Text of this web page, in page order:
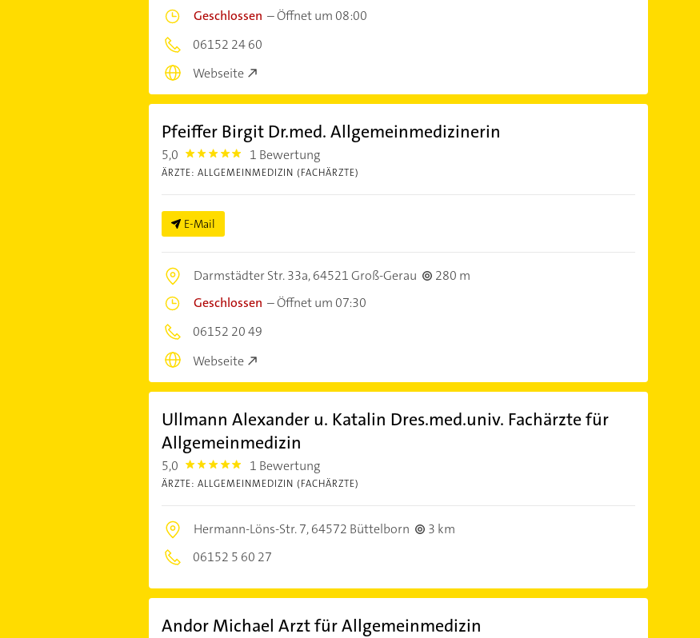
Geschlossen –Öffnet um 08:00
06152 24 60
Webseite
Pfeiffer Birgit Dr.med. Allgemeinmedizinerin
5,0 5.0 1 Bewertung
ÄRZTE: ALLGEMEINMEDIZIN (FACHÄRZTE)
E-Mail
Darmstädter Str. 33a,64521 Groß-Gerau
280 m
Geschlossen –Öffnet um 07:30
06152 20 49
Webseite
Ullmann Alexander u. Katalin Dres.med.univ. Fachärzte für
Allgemeinmedizin
5,0 5.0 1 Bewertung
ÄRZTE: ALLGEMEINMEDIZIN (FACHÄRZTE)
Hermann-Löns-Str. 7,64572 Büttelborn
3 km
06152 5 60 27
Andor Michael Arzt für Allgemeinmedizin